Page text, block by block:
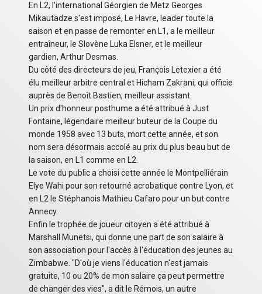
En L2, l'international Géorgien de Metz Georges
Mikautadze s'est imposé, Le Havre, leader toute la
saison et en passe de remonter en L1, a le meilleur
entraîneur, le Slovène Luka Elsner, et le meilleur
gardien, Arthur Desmas.
Du côté des directeurs de jeu, François Letexier a été
élu meilleur arbitre central et Hicham Zakrani, qui officie
auprès de Benoît Bastien, meilleur assistant.
Un prix d'honneur posthume a été attribué à Just
Fontaine, légendaire meilleur buteur de la Coupe du
monde 1958 avec 13 buts, mort cette année, et son
nom sera désormais accolé au prix du plus beau but de
la saison, en L1 comme en L2.
Le vote du public a choisi cette année le Montpelliérain
Elye Wahi pour son retourné acrobatique contre Lyon, et
en L2 le Stéphanois Mathieu Cafaro pour un but contre
Annecy.
Enfin le trophée de joueur citoyen a été attribué à
Marshall Munetsi, qui donne une part de son salaire à
son association pour l'accès à l'éducation des jeunes au
Zimbabwe. "D'où je viens l'éducation n'est jamais
gratuite, 10 ou 20% de mon salaire ça peut permettre
de changer des vies", a dit le Rémois, un autre